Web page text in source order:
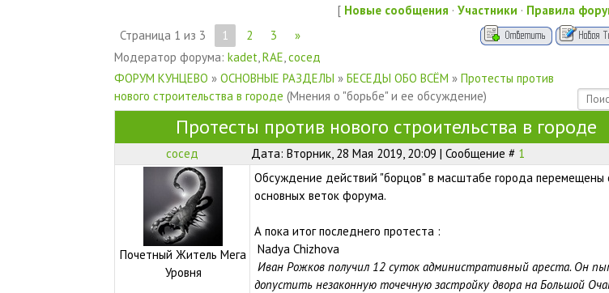
[ Новые сообщения · Участники · Правила
Страница 1 из 3 1 2 3
»
Модератор форума: kadet RAE сосед
ФОРУМ КУНЦЕВО » ОСНОВНЫЕ РАЗДЕЛЫ » БЕСЕДЫ ОБО ВСЁМ » Протесты против
нового строительства в городе (Мнения о "борьбе" и ее обсуждение)
Протесты против нового строительства в городе
сосед Дата: Вторник, 28 Мая 2019, 20:09 | Сообщение # 1
Почетный Житель Мега
Уровня
Обсуждение действий "борцов" в масштабе города перемещены
основных веток форума.
А пока итог последнего протеста :
Nadya Chizhova
Иван Рожков получил 12 суток административный ареста. Он
допустить незаконную точечную застройку двора на Большой